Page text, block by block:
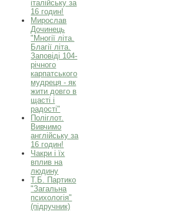
італійську за
16 годин!
Мирослав
Дочинець
"Многії літа.
Благії літа.
Заповіді 104-
річного
карпатського
мудреця - як
жити довго в
щасті і
радості"
Поліглот.
Вивчимо
англійську за
16 годин!
Чакри і їх
вплив на
людину
Т.Б. Партико
"Загальна
психологія"
(підручник)